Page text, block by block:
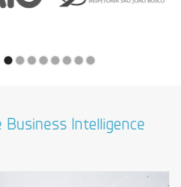
Business Intelligence